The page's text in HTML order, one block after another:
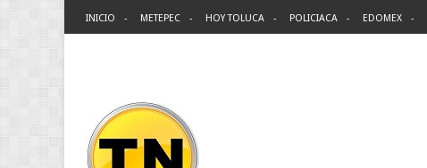
INICIO METEPEC HOY TOLUCA POLICIACA EDOMEX